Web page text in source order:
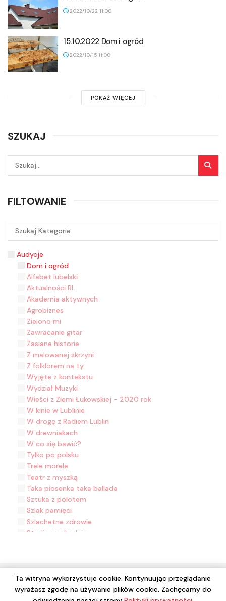
2022/10/22 11:00
15.10.2022 Dom i ogród
2022/10/15 11:00
POKAŻ WIĘCEJ
SZUKAJ
FILTOWANIE
Audycje
Dom i ogród
Alfabet lubelski
Aktualności RL
Akademia aktywnych
Agrobiznes
Zielono mi
Zawracanie gitar
Zasiane historie
Z malowanej skrzyni
Z folklorem na ty
Wyjęte z kontekstu
Wydział Muzyki
Wieści z Ziemi Łukowskiej - 2020 rok
W kinie w Lublinie
W drogę z Radiem Lublin
W drewniakach
W co się bawić?
Tylko po polsku
Trele morele
Teatr z myszką
Taka piosenka taka ballada
Sztuka z polotem
Szlak pamięci
Szlachetne zdrowie
Studio wschodnie
Słuchowiska Polskiego Radia Lublin
Słowo na nowy dzień
Sekrety nauki
© 2024 Wszelkie prawa zastrzeżone. Radio Lublin S.A. w
Ta witryna wykorzystuje cookie. Kontynuując przeglądanie
wyrażasz zgodę na używanie plików cookie. Zachęcamy do